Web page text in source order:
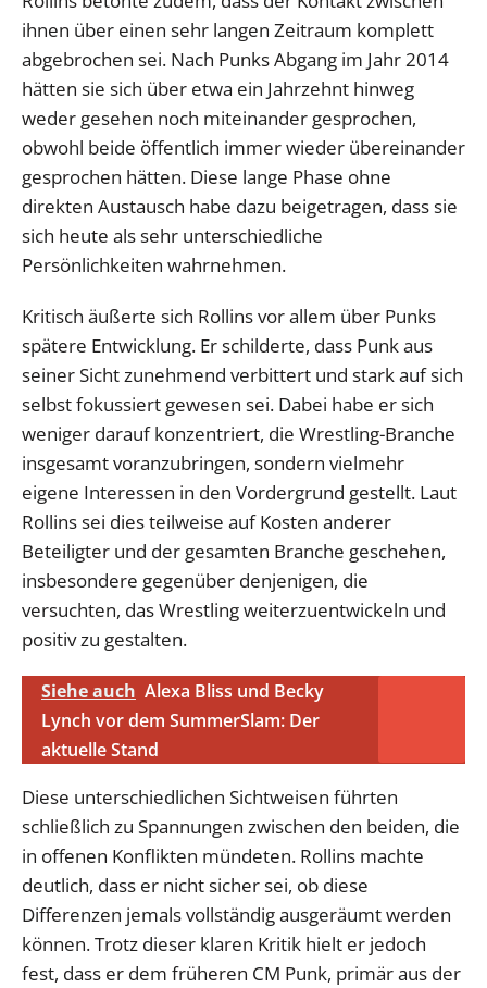
ihnen über einen sehr langen Zeitraum komplett
abgebrochen sei. Nach Punks Abgang im Jahr 2014
hätten sie sich über etwa ein Jahrzehnt hinweg
weder gesehen noch miteinander gesprochen,
obwohl beide öffentlich immer wieder übereinander
gesprochen hätten. Diese lange Phase ohne
direkten Austausch habe dazu beigetragen, dass sie
sich heute als sehr unterschiedliche
Persönlichkeiten wahrnehmen.
Kritisch äußerte sich Rollins vor allem über Punks
spätere Entwicklung. Er schilderte, dass Punk aus
seiner Sicht zunehmend verbittert und stark auf sich
selbst fokussiert gewesen sei. Dabei habe er sich
weniger darauf konzentriert, die Wrestling-Branche
insgesamt voranzubringen, sondern vielmehr
eigene Interessen in den Vordergrund gestellt. Laut
Rollins sei dies teilweise auf Kosten anderer
Beteiligter und der gesamten Branche geschehen,
insbesondere gegenüber denjenigen, die
versuchten, das Wrestling weiterzuentwickeln und
positiv zu gestalten.
Siehe auch Alexa Bliss und Becky
Lynch vor dem SummerSlam: Der
aktuelle Stand
Diese unterschiedlichen Sichtweisen führten
schließlich zu Spannungen zwischen den beiden, die
in offenen Konflikten mündeten. Rollins machte
deutlich, dass er nicht sicher sei, ob diese
Differenzen jemals vollständig ausgeräumt werden
können. Trotz dieser klaren Kritik hielt er jedoch
fest, dass er dem früheren CM Punk, primär aus der